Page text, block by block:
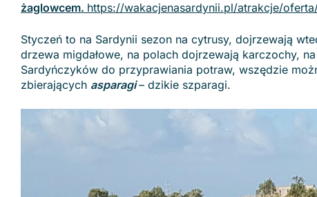
żaglowcem. https://wakacjenasardynii.pl/atrakcje/
Styczeń to na Sardynii sezon na cytrusy, dojrzewają
drzewa migdałowe, na polach dojrzewają karczochy,
Sardyńczyków do przyprawiania potraw, wszędzie
zbierających asparagi– dzikie szparagi.